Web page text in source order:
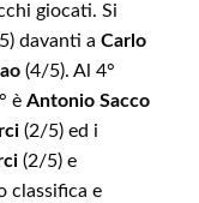
giocati. Si
davanti a Carlo
(4/5). Al 4°
è Antonio Sacco
(2/5) ed i
(2/5) e
classifica e